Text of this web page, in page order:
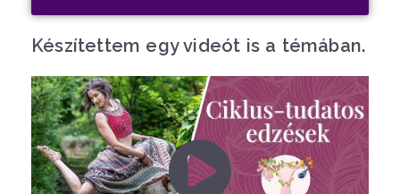
Készítettem egy videót is a témában.